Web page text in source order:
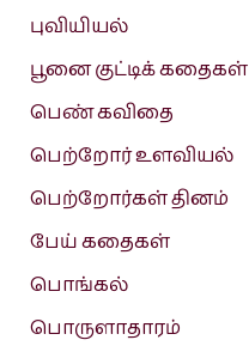
புவியியல்
பூனை குட்டிக் கதைகள்
பெண் கவிதை
பெற்றோர் உளவியல்
பெற்றோர்கள் தினம்
பேய் கதைகள்
பொங்கல்
பொருளாதாரம்